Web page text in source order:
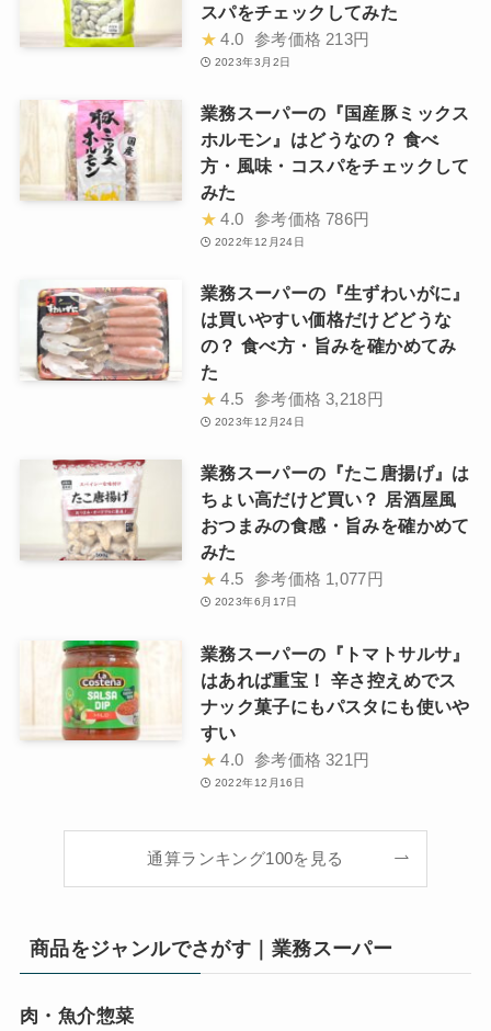
スパをチェックしてみた
★ 4.0 参考価格 213円
2023年3月2日
業務スーパーの『国産豚ミックス
ホルモン』はどうなの？ 食べ
方・風味・コスパをチェックして
みた
★ 4.0 参考価格 786円
2022年12月24日
業務スーパーの『生ずわいがに』
は買いやすい価格だけどどうな
の？ 食べ方・旨みを確かめてみ
た
★ 4.5 参考価格 3,218円
2023年12月24日
業務スーパーの『たこ唐揚げ』は
ちょい高だけど買い？ 居酒屋風
おつまみの食感・旨みを確かめて
みた
★ 4.5 参考価格 1,077円
2023年6月17日
業務スーパーの『トマトサルサ』
はあれば重宝！ 辛さ控えめでス
ナック菓子にもパスタにも使いや
すい
★ 4.0 参考価格 321円
2022年12月16日
通算ランキング100を見る
商品をジャンルでさがす｜業務スーパー
肉・魚介惣菜